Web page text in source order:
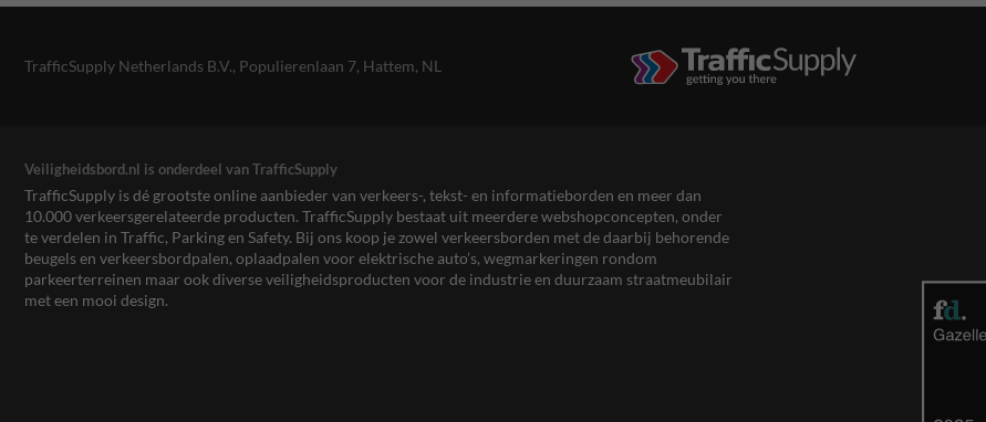
TrafficSupply Netherlands B.V., Populierenlaan 7, Hattem, NL
Veiligheidsbord.nl is onderdeel van TrafficSupply
TrafficSupply is dé grootste online aanbieder van verkeers-, tekst- en informatieborden en meer dan
10.000 verkeersgerelateerde producten. TrafficSupply bestaat uit meerdere webshopconcepten, onder
te verdelen in Traffic, Parking en Safety. Bij ons koop je zowel verkeersborden met de daarbij behorende
beugels en verkeersbordpalen, oplaadpalen voor elektrische auto’s, wegmarkeringen rondom
parkeerterreinen maar ook diverse veiligheidsproducten voor de industrie en duurzaam straatmeubilair
met een mooi design.